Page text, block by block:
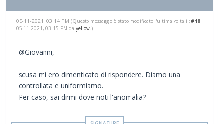
#18
05-11-2021, 03:14 PM (Questo messaggio è stato modificato l'ultima volta il:
05-11-2021, 03:15 PM da yellow .)
@Giovanni,
scusa mi ero dimenticato di rispondere. Diamo una
controllata e uniformiamo.
Per caso, sai dirmi dove noti l'anomalia?